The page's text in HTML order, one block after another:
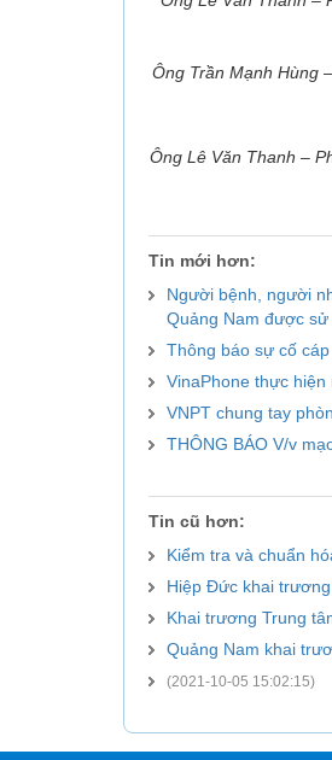
Ông Trần Mạnh Hùng
Ông Lê Văn Thanh –
Tin mới hơn:
Người bệnh, người
Quảng Nam được
Thông báo sự cố
VinaPhone thực
VNPT chung tay
THÔNG BÁO V/v
Tin cũ hơn:
Kiểm tra và chuẩn
Hiệp Đức khai
Khai trương Trung
Quảng Nam khai
(2021-10-05 15:02:15)